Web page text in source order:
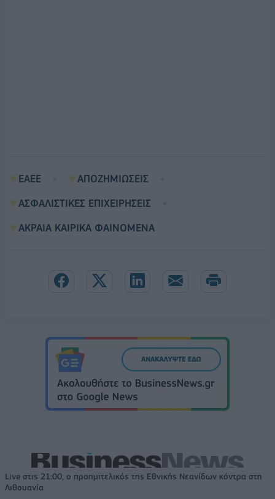
ΕΑΕΕ
ΑΠΟΖΗΜΙΩΣΕΙΣ
ΑΣΦΑΛΙΣΤΙΚΕΣ ΕΠΙΧΕΙΡΗΣΕΙΣ
ΑΚΡΑΙΑ ΚΑΙΡΙΚΑ ΦΑΙΝΟΜΕΝΑ
Live στις 21:00, ο προημιτελικός της Εθνικής Νεανίδων κόντρα στη
Λιθουανία